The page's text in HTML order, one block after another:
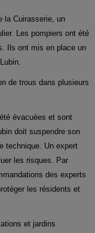
la Cuirasserie, un
Les pompiers ont été
Ils ont mis en place un
de trous dans plusieurs
évacuées et sont
doit suspendre son
technique. Un expert
les risques. Par
des experts
les résidents et
et jardins